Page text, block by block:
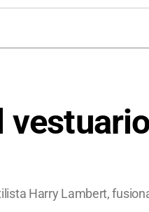
Harry Lambert,